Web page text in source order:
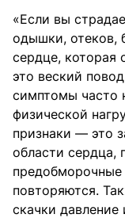
«Если вы
одышки, отеков,
сердце, которая
это веский
симптомы часто
физической
признаки — это
области сердца,
повторяются.
скачки